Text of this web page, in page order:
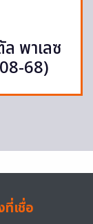
พาเลซ
68)
ที่เชื่อ